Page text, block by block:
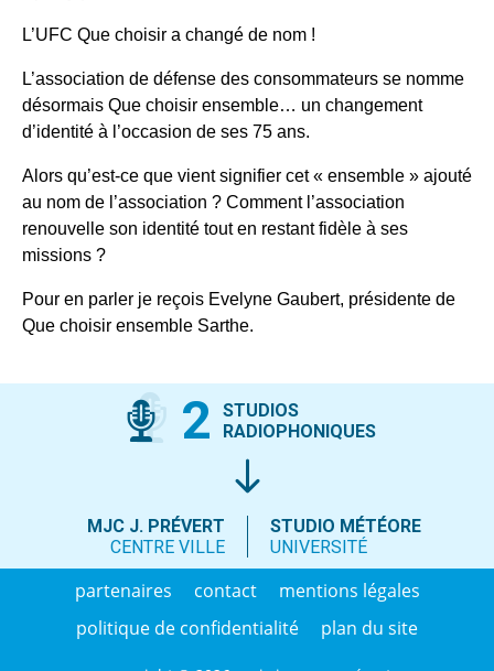
L’UFC Que choisir a changé de nom !
L’association de défense des consommateurs se nomme
désormais Que choisir ensemble… un changement
d’identité à l’occasion de ses 75 ans.
Alors qu’est-ce que vient signifier cet « ensemble » ajouté
au nom de l’association ? Comment l’association
renouvelle son identité tout en restant fidèle à ses
missions ?
Pour en parler je reçois Evelyne Gaubert, présidente de
Que choisir ensemble Sarthe.
2
STUDIOS
RADIOPHONIQUES
MJC J. PRÉVERT
CENTRE VILLE
STUDIO MÉTÉORE
UNIVERSITÉ
partenaires contact
mentions légales
politique de confidentialité
plan du site